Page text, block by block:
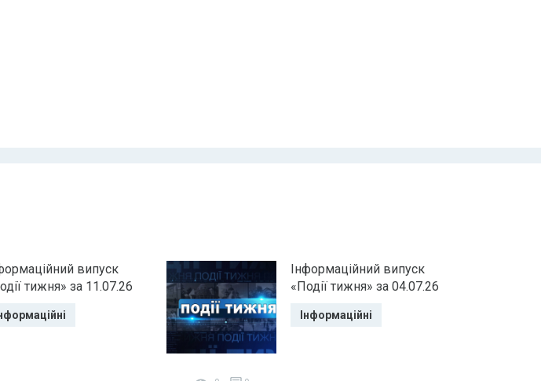
випуск
тижня» за 11.07.26
Інформаційний випуск
«Події тижня» за 04.07.26
Інформаційні